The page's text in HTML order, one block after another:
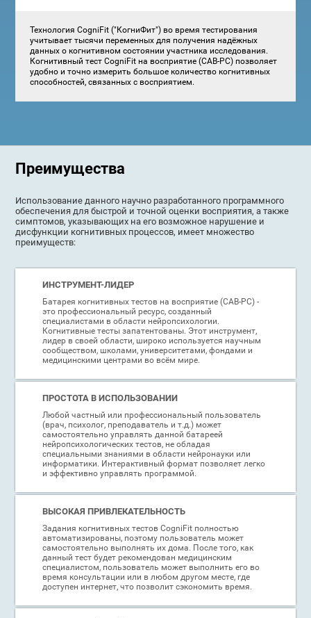
Технология CogniFit ("КогниФит") во время тестирования
учитывает тысячи переменных для получения надёжных
данных о когнитивном состоянии участника исследования.
Когнитивный тест CogniFit на восприятие (CAB-PC) позволяет
удобно и точно измерить большое количество когнитивных
способностей, связанных с восприятием.
Преимущества
Использование данного научно разработанного программного
обеспечения для быстрой и точной оценки восприятия, а также
симптомов, указывающих на его возможное нарушение и
дисфункции когнитивных процессов, имеет множество
преимуществ:
ИНСТРУМЕНТ-ЛИДЕР
Батарея когнитивных тестов на восприятие (CAB-PC) -
это профессиональный ресурс, созданный
специалистами в области нейропсихологии.
Когнитивные тесты запатентованы. Этот инструмент,
лидер в своей области, широко используется научным
сообществом, школами, университетами, фондами и
медицинскими центрами во всём мире.
ПРОСТОТА В ИСПОЛЬЗОВАНИИ
Любой частный или профессиональный пользователь
(врач, психолог, преподаватель и т.д.) может
самостоятельно управлять данной батареей
нейропсихологических тестов, не обладая
специальными знаниями в области нейронауки или
информатики. Интерактивный формат позволяет легко
и эффективно управлять программой.
ВЫСОКАЯ ПРИВЛЕКАТЕЛЬНОСТЬ
Задания когнитивных тестов CogniFit полностью
автоматизированы, поэтому пользователь может
самостоятельно выполнять их дома. После того, как
данный тест будет рекомендован медицинским
специалистом, пользователь может выполнить его во
время консультации или в любом другом месте, где
доступен интернет, что позволит сэкономить время.